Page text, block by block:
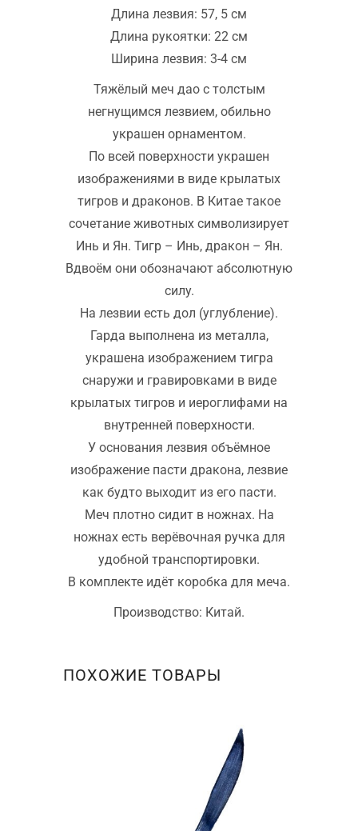
Длина лезвия: 57, 5 см
Длина рукоятки: 22 см
Ширина лезвия: 3-4 см
Тяжёлый меч дао с толстым
негнущимся лезвием, обильно
украшен орнаментом.
По всей поверхности украшен
изображениями в виде крылатых
тигров и драконов. В Китае такое
сочетание животных символизирует
Инь и Ян. Тигр – Инь, дракон – Ян.
Вдвоём они обозначают абсолютную
силу.
На лезвии есть дол (углубление).
Гарда выполнена из металла,
украшена изображением тигра
снаружи и гравировками в виде
крылатых тигров и иероглифами на
внутренней поверхности.
У основания лезвия объёмное
изображение пасти дракона, лезвие
как будто выходит из его пасти.
Меч плотно сидит в ножнах. На
ножнах есть верёвочная ручка для
удобной транспортировки.
В комплекте идёт коробка для меча.
Производство: Китай.
ПОХОЖИЕ ТОВАРЫ